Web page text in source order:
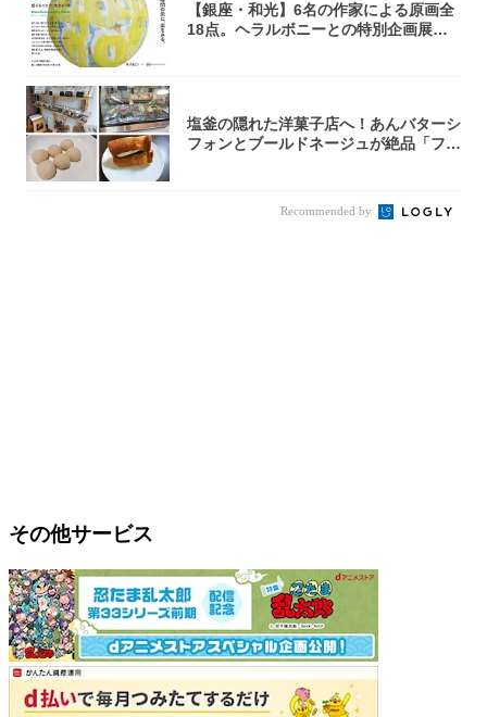
【銀座・和光】6名の作家による原画全
18点。ヘラルボニーとの特別企画展「G
塩釜の隠れた洋菓子店へ！あんバターシ
フォンとブールドネージュが絶品「フー
Recommended by
その他サービス